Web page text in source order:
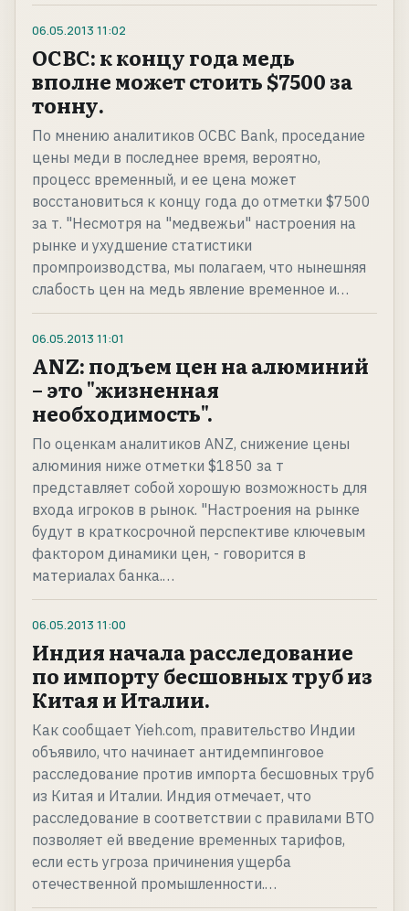
06.05.2013 11:02
OCBC: к концу года медь
вполне может стоить $7500 за
тонну.
По мнению аналитиков OCBC Bank, проседание
цены меди в последнее время, вероятно,
процесс временный, и ее цена может
восстановиться к концу года до отметки $7500
за т. "Несмотря на "медвежьи" настроения на
рынке и ухудшение статистики
промпроизводства, мы полагаем, что нынешняя
слабость цен на медь явление временное и…
06.05.2013 11:01
ANZ: подъем цен на алюминий
– это "жизненная
необходимость".
По оценкам аналитиков ANZ, снижение цены
алюминия ниже отметки $1850 за т
представляет собой хорошую возможность для
входа игроков в рынок. "Настроения на рынке
будут в краткосрочной перспективе ключевым
фактором динамики цен, - говорится в
материалах банка.…
06.05.2013 11:00
Индия начала расследование
по импорту бесшовных труб из
Китая и Италии.
Как сообщает Yieh.com, правительство Индии
объявило, что начинает антидемпинговое
расследование против импорта бесшовных труб
из Китая и Италии. Индия отмечает, что
расследование в соответствии с правилами ВТО
позволяет ей введение временных тарифов,
если есть угроза причинения ущерба
отечественной промышленности.…